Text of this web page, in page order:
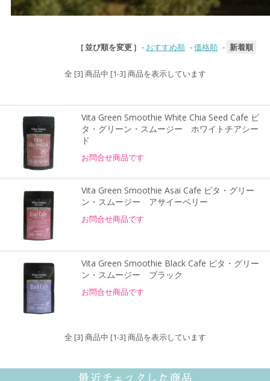
[ 並び順を変更 ] - おすすめ順 -価格順 - 新着順
全 [3] 商品中 [1-3] 商品を表示しています
Vita Green Smoothie White Chia Seed Cafe ビ
タ・グリーン・スムージー ホワイトチアシー
ド
お問合せ商品です
Vita Green Smoothie Asai Cafe ビタ・グリー
ン・スムージー アサイーベリー
お問合せ商品です
Vita Green Smoothie Black Cafe ビタ・グリー
ン・スムージー ブラック
お問合せ商品です
全 [3] 商品中 [1-3] 商品を表示しています